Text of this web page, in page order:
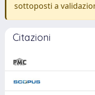
sottoposti a
Citazioni